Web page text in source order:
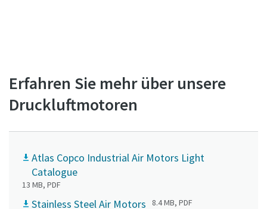
Erfahren Sie mehr über unsere
Druckluftmotoren
Atlas Copco Industrial Air Motors Light
Catalogue
13 MB, PDF
Stainless Steel Air Motors 8.4 MB, PDF